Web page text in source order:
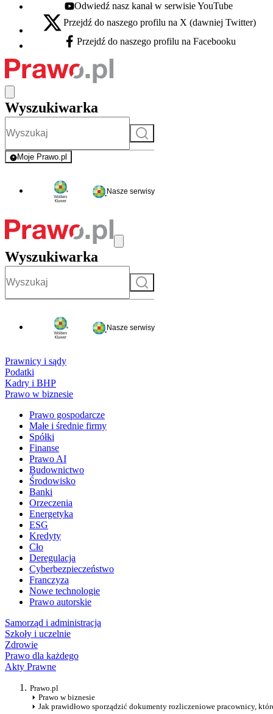
Youtube - otwiera się w nowej karcie
Odwiedź nasz kanał w serwisie YouTube
X - otwiera się w nowej karcie
Przejdź do naszego profilu na X (dawniej Twitter)
Facebook - otwiera się w nowej karcie
Przejdź do naszego profilu na Facebooku
Wyszukiwarka
Szukaj
Moje Prawo.pl
- rejestracja i logowanie do serwisu
Nasze serwisy
Wyszukiwarka
Szukaj
Nasze serwisy
Prawnicy i sądy
Podatki
Kadry i BHP
Prawo w biznesie
Prawo gospodarcze
Małe i średnie firmy
Spółki
Finanse
Prawo AI
Budownictwo
Środowisko
Banki
Orzeczenia
Energetyka
ESG
Kredyty
Cło
Deregulacja
Cyberbezpieczeństwo
Franczyza
Nowe technologie
Prawo autorskie
Samorząd i administracja
Szkoły i uczelnie
Zdrowie
Prawo dla każdego
Akty Prawne
Prawo.pl
Prawo w biznesie
Jak prawidłowo sporządzić dokumenty rozliczeniowe pracownicy,